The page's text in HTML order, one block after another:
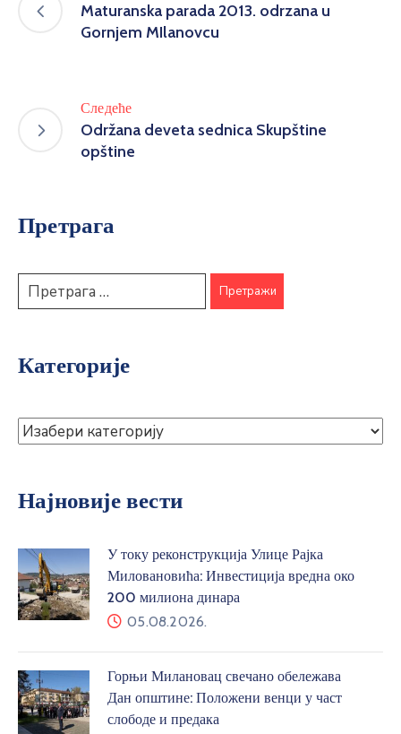
Maturanska parada 2013. odrzana u
Gornjem MIlanovcu
Следеће
Održana deveta sednica Skupštine
opštine
Претрага
Категорије
Најновије вести
У току реконструкција Улице Рајка
Миловановића: Инвестиција вредна око
200 милиона динара
05.08.2026.
Горњи Милановац свечано обележава
Дан општине: Положени венци у част
слободе и предака